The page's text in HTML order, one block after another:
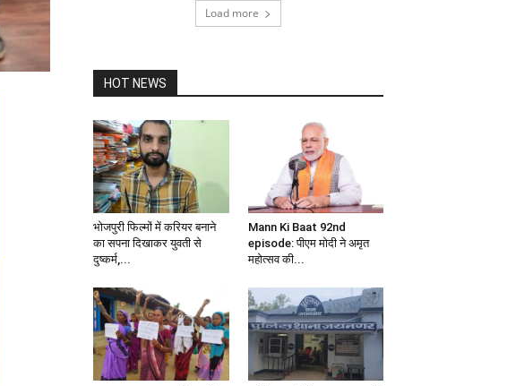
Load more
HOT NEWS
भोजपुरी फिल्मों में करियर बनाने
का सपना दिखाकर युवती से
दुष्कर्म,...
Mann Ki Baat 92nd
episode: पीएम मोदी ने अमृत
महोत्सव की...